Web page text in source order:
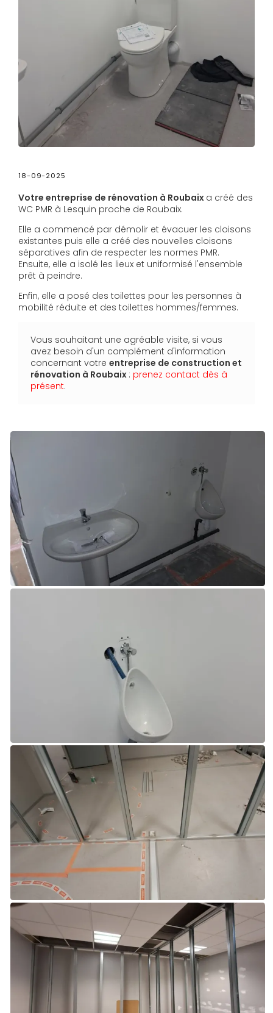
18-09-2025
Votre entreprise de rénovation à Roubaix a créé des
WC PMR à Lesquin proche de Roubaix.
Elle a commencé par démolir et évacuer les cloisons
existantes puis elle a créé des nouvelles cloisons
séparatives afin de respecter les normes PMR.
Ensuite, elle a isolé les lieux et uniformisé l'ensemble
prêt à peindre.
Enfin, elle a posé des toilettes pour les personnes à
mobilité réduite et des toilettes hommes/femmes.
Vous souhaitant une agréable visite, si vous
avez besoin d'un complément d'information
concernant votre entreprise de construction et
rénovation à Roubaix : prenez contact dès à
présent.